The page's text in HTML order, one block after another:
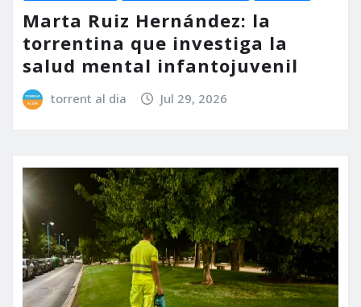
Marta Ruiz Hernández: la
torrentina que investiga la
salud mental infantojuvenil
torrent al dia Jul 29, 2026